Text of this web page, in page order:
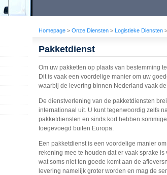
Homepage > Onze Diensten > Logistieke Diensten
Pakketdienst
Om uw pakketten op plaats van bestemming
Dit is vaak een voordelige manier om uw
waarbij de levering binnen Nederland vaak
De dienstverlening van de pakketdiensten
internationaal uit. U kunt tegenwoordig zelfs
pakketdiensten en sinds kort hebben
toegevoegd buiten Europa.
Een pakketdienst is een voordelige manier
rekening mee te houden dat er vaak sprake
wat soms niet ten goede komt aan de
levering namelijk groter worden en mag de